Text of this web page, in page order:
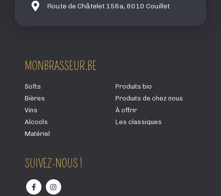
Route de Châtelet 156a, 6010 Couillet
MONBRASSEUR.BE
Softs
Bières
Vins
Alcools
Matériel
Produits bio
Produits de chez nous
À offrir
Les classiques
SUIVEZ-NOUS !